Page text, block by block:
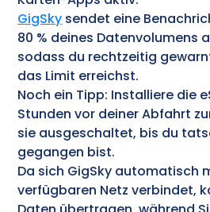
GigSky sendet eine
80 % deines Datenvolumens
sodass du rechtzeitig
das Limit erreichst.
Noch ein Tipp: Installiere die
Stunden vor deiner Abfahrt
sie ausgeschaltet, bis du
gegangen bist.
Da sich GigSky automatisch
verfügbaren Netz verbindet,